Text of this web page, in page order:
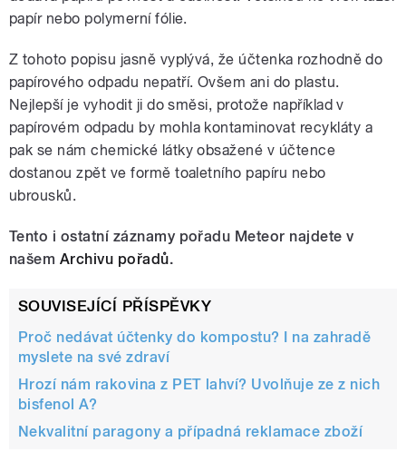
papír nebo polymerní fólie.
Z tohoto popisu jasně vyplývá, že účtenka rozhodně do
papírového odpadu nepatří. Ovšem ani do plastu.
Nejlepší je vyhodit ji do směsi, protože například v
papírovém odpadu by mohla kontaminovat recykláty a
pak se nám chemické látky obsažené v účtence
dostanou zpět ve formě toaletního papíru nebo
ubrousků.
Tento i ostatní záznamy pořadu Meteor najdete v
našem Archivu pořadů.
SOUVISEJÍCÍ PŘÍSPĚVKY
Proč nedávat účtenky do kompostu? I na zahradě
myslete na své zdraví
Hrozí nám rakovina z PET lahví? Uvolňuje ze z nich
bisfenol A?
Nekvalitní paragony a případná reklamace zboží